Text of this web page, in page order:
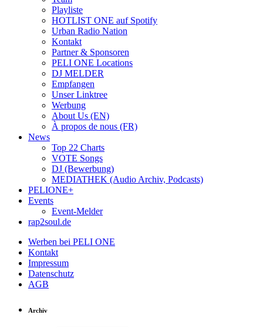
Playliste
HOTLIST ONE auf Spotify
Urban Radio Nation
Kontakt
Partner & Sponsoren
PELI ONE Locations
DJ MELDER
Empfangen
Unser Linktree
Werbung
About Us (EN)
À propos de nous (FR)
News
Top 22 Charts
VOTE Songs
DJ (Bewerbung)
MEDIATHEK (Audio Archiv, Podcasts)
PELIONE+
Events
Event-Melder
rap2soul.de
Werben bei PELI ONE
Kontakt
Impressum
Datenschutz
AGB
Archiv